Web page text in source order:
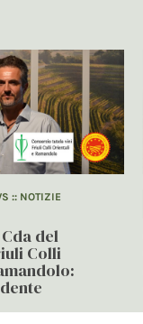
:: NOTIZIE
del
Colli